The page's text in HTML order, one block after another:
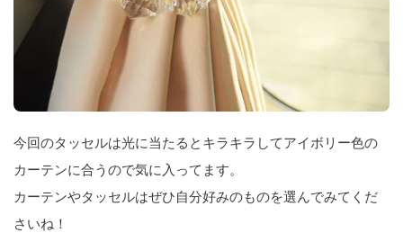
今回のタッセルは光に当たるとキラキラしてアイボリー色の
カーテンに合うので気に入ってます。
カーテンやタッセルはぜひ自分好みのものを選んでみてくだ
さいね！